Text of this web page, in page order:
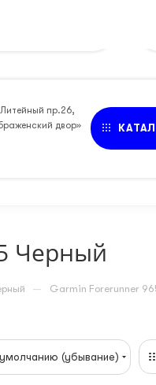
пр.26,
двор»
Черный
— Garmin Forerunner
(убывание)